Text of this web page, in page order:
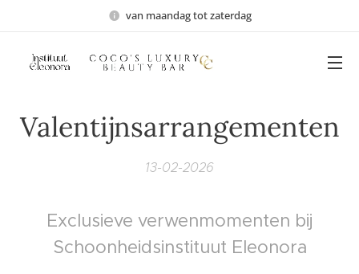
van maandag tot zaterdag
Valentijnsarrangementen
13-02-2026
Exclusieve verwenmomenten bij
Schoonheidsinstituut Eleonora